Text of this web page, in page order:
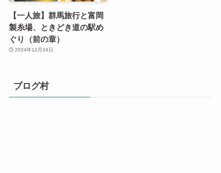
【一人旅】群馬旅行と富岡
製糸場、ときどき道の駅め
ぐり（前の章）
2024年12月24日
ブログ村